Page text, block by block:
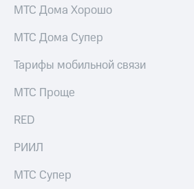
ТВ
тарифом
Интернет,
Акции
ТВ
приложение
МТС
мес
МТС Дома Хорошо
МТС Дома Супер
Тарифы мобильной связи
МТС Проще
RED
РИИЛ
МТС Супер